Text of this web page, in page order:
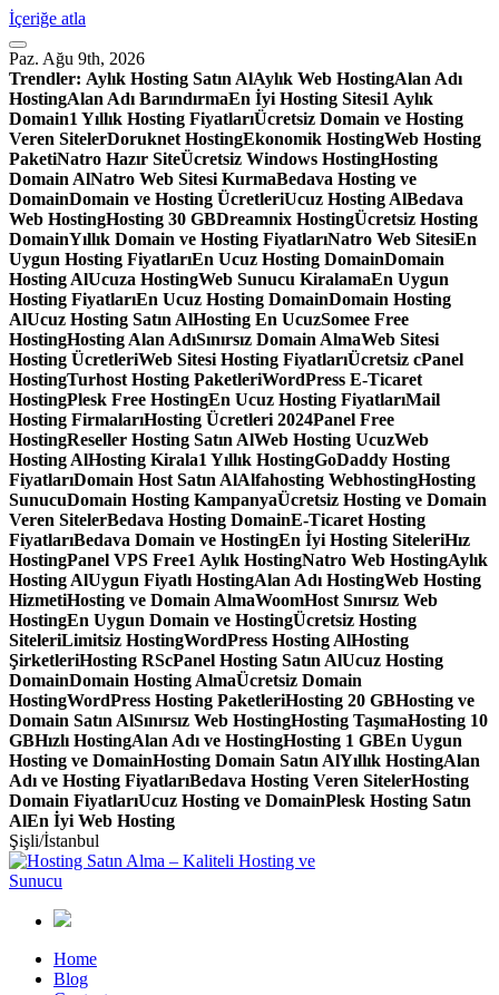
İçeriğe atla
Paz. Ağu 9th, 2026
Trendler: Aylık Hosting Satın AlAylık Web HostingAlan Adı
HostingAlan Adı BarındırmaEn İyi Hosting Sitesi1 Aylık
Domain1 Yıllık Hosting FiyatlarıÜcretsiz Domain ve Hosting
Veren SitelerDoruknet HostingEkonomik HostingWeb Hosting
PaketiNatro Hazır SiteÜcretsiz Windows HostingHosting
Domain AlNatro Web Sitesi KurmaBedava Hosting ve
DomainDomain ve Hosting ÜcretleriUcuz Hosting AlBedava
Web HostingHosting 30 GBDreamnix HostingÜcretsiz Hosting
DomainYıllık Domain ve Hosting FiyatlarıNatro Web SitesiEn
Uygun Hosting FiyatlarıEn Ucuz Hosting DomainDomain
Hosting AlUcuza HostingWeb Sunucu KiralamaEn Uygun
Hosting FiyatlarıEn Ucuz Hosting DomainDomain Hosting
AlUcuz Hosting Satın AlHosting En UcuzSomee Free
HostingHosting Alan AdıSınırsız Domain AlmaWeb Sitesi
Hosting ÜcretleriWeb Sitesi Hosting FiyatlarıÜcretsiz cPanel
HostingTurhost Hosting PaketleriWordPress E-Ticaret
HostingPlesk Free HostingEn Ucuz Hosting FiyatlarıMail
Hosting FirmalarıHosting Ücretleri 2024Panel Free
HostingReseller Hosting Satın AlWeb Hosting UcuzWeb
Hosting AlHosting Kirala1 Yıllık HostingGoDaddy Hosting
FiyatlarıDomain Host Satın AlAlfahosting WebhostingHosting
SunucuDomain Hosting KampanyaÜcretsiz Hosting ve Domain
Veren SitelerBedava Hosting DomainE-Ticaret Hosting
FiyatlarıBedava Domain ve HostingEn İyi Hosting SiteleriHız
HostingPanel VPS Free1 Aylık HostingNatro Web HostingAylık
Hosting AlUygun Fiyatlı HostingAlan Adı HostingWeb Hosting
HizmetiHosting ve Domain AlmaWoomHost Sınırsız Web
HostingEn Uygun Domain ve HostingÜcretsiz Hosting
SiteleriLimitsiz HostingWordPress Hosting AlHosting
ŞirketleriHosting RScPanel Hosting Satın AlUcuz Hosting
DomainDomain Hosting AlmaÜcretsiz Domain
HostingWordPress Hosting PaketleriHosting 20 GBHosting ve
Domain Satın AlSınırsız Web HostingHosting TaşımaHosting 10
GBHızlı HostingAlan Adı ve HostingHosting 1 GBEn Uygun
Hosting ve DomainHosting Domain Satın AlYıllık HostingAlan
Adı ve Hosting FiyatlarıBedava Hosting Veren SitelerHosting
Domain FiyatlarıUcuz Hosting ve DomainPlesk Hosting Satın
AlEn İyi Web Hosting
Şişli/İstanbul
Home
Blog